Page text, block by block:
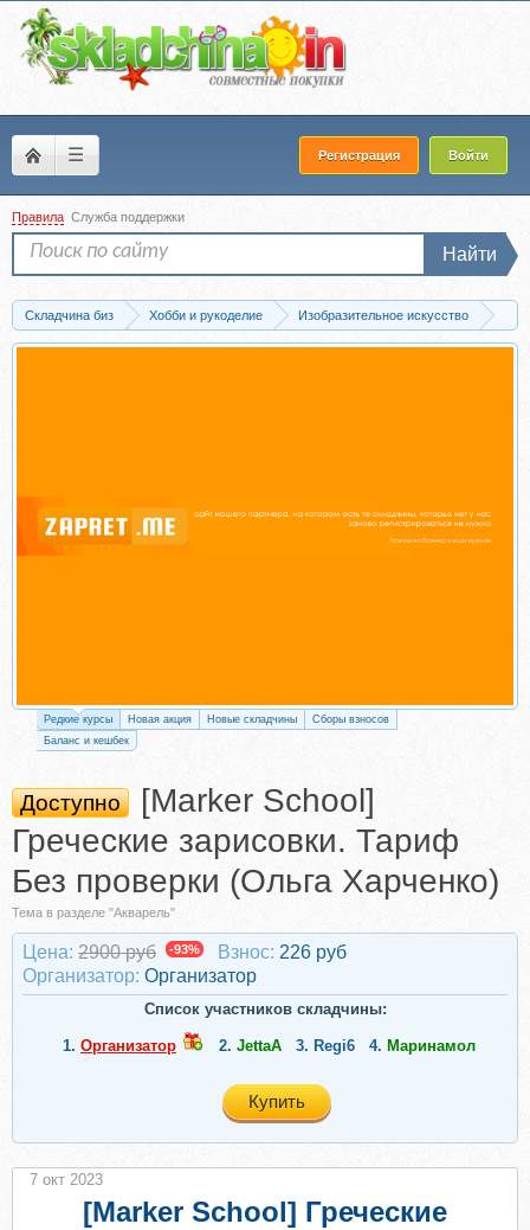
☰ Регистрация Войти
Правила Служба поддержки
Найти
Складчина биз Хобби и рукоделие
Изобразительное искусство
Акварель
Скачать [Marker School] Греческие зарисовки. Тариф Без
Редкие курсы Новая акция Новые складчины
Сборы взносов
Баланс и кешбек
Доступно
[Marker School]
Греческие зарисовки. Тариф
Без проверки (Ольга Харченко)
Тема в разделе "Акварель"
Цена: 2900 руб -93% Взнос: 226 руб
Организатор: Организатор
Список участников складчины:
1. Организатор 2. JettaA 3. Regi6 4. Маринамол
Купить
[Marker School] Греческие
7 окт 2023